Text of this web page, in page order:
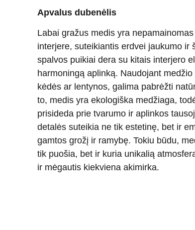
Apvalus dubenėlis
Labai gražus medis yra
interjere, suteikiantis erdvei jaukumo ir
spalvos puikiai dera su kitais interjero
harmoningą aplinką. Naudojant
kėdės ar lentynos, galima pabrėžti
to, medis yra ekologiška medžiaga,
prisideda prie tvarumo ir aplinkos
detalės suteikia ne tik estetinę, bet ir
gamtos grožį ir ramybę. Tokiu būdu,
tik puošia, bet ir kuria unikalią
ir mėgautis kiekviena akimirka.